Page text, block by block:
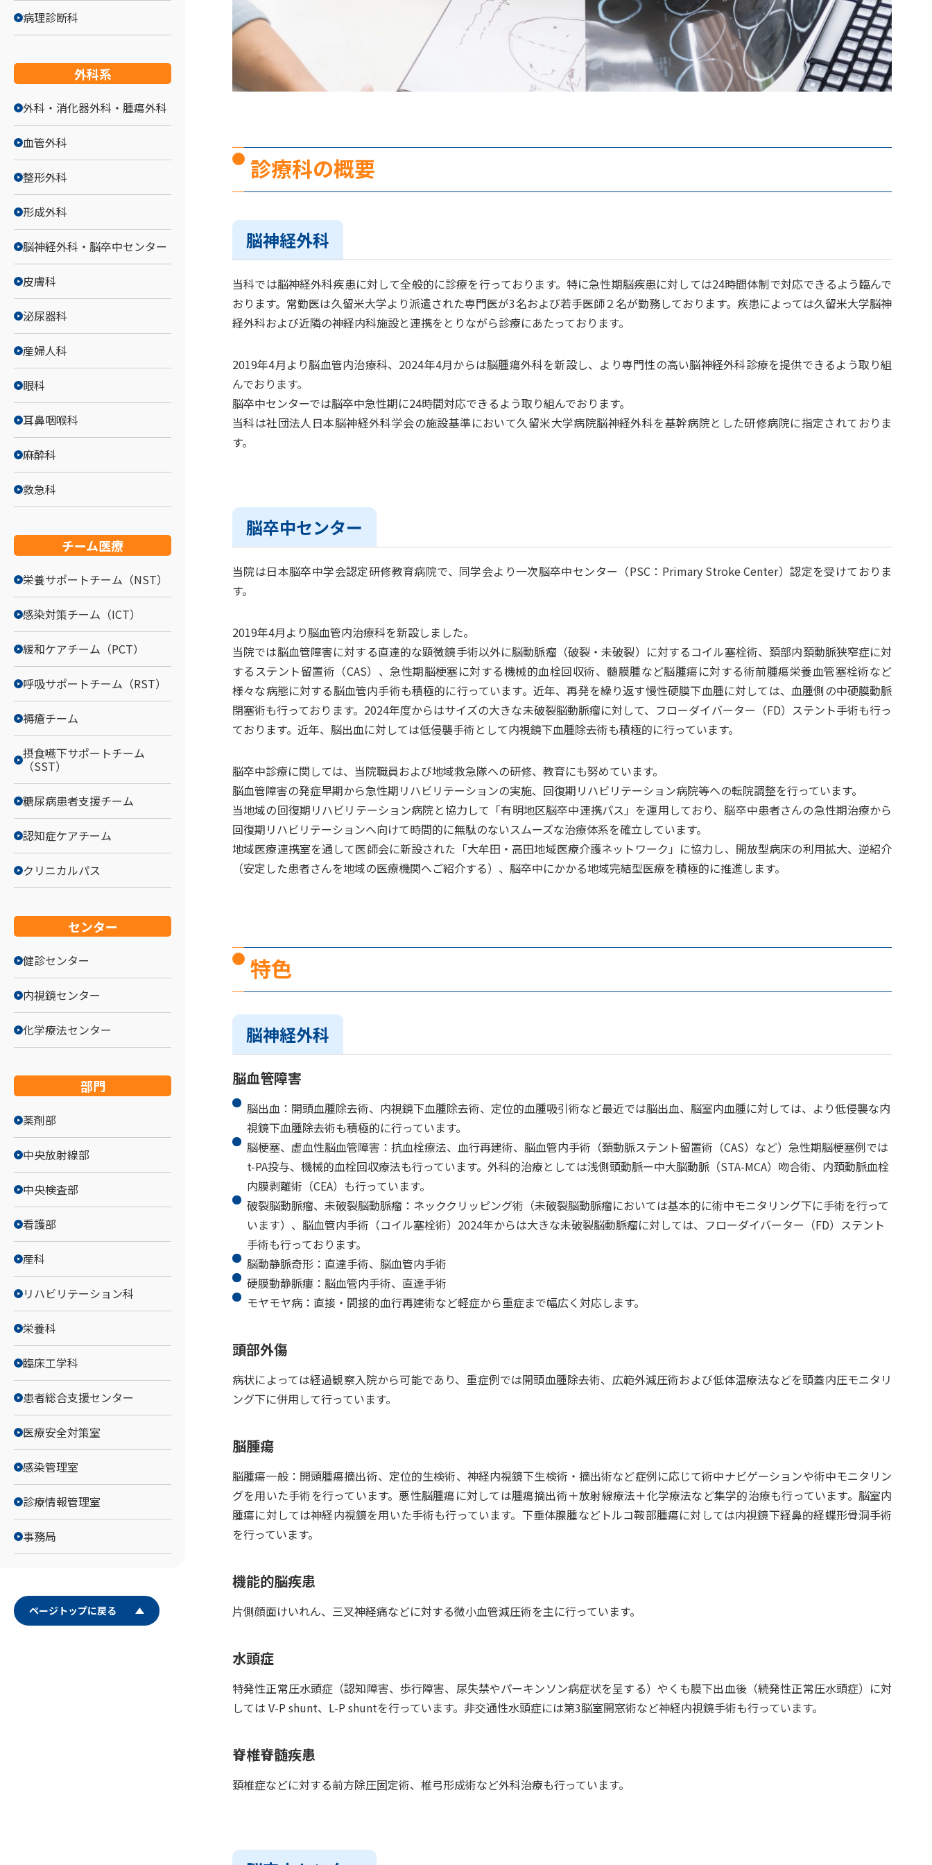
診療科の概要
脳神経外科
当科では脳神経外科疾患に対して全般的に診療を行っております。特に急性期脳疾患に対しては24時間体制で対応できるよう臨んで
おります。常勤医は久留米大学より派遣された専門医が3名および若手医師２名が勤務しております。疾患によっては久留米大学脳神
経外科および近隣の神経内科施設と連携をとりながら診療にあたっております。
2019年4月より脳血管内治療科、2024年4月からは脳腫瘍外科を新設し、より専門性の高い脳神経外科診療を提供できるよう取り組
んでおります。
脳卒中センターでは脳卒中急性期に24時間対応できるよう取り組んでおります。
当科は社団法人日本脳神経外科学会の施設基準において久留米大学病院脳神経外科を基幹病院とした研修病院に指定されておりま
す。
脳卒中センター
当院は日本脳卒中学会認定研修教育病院で、同学会より一次脳卒中センター（PSC：Primary Stroke Center）認定を受けておりま
す。
2019年4月より脳血管内治療科を新設しました。
当院では脳血管障害に対する直達的な顕微鏡手術以外に脳動脈瘤（破裂・未破裂）に対するコイル塞栓術、頚部内頚動脈狭窄症に対
するステント留置術（CAS）、急性期脳梗塞に対する機械的血栓回収術、髄膜腫など脳腫瘍に対する術前腫瘍栄養血管塞栓術など
様々な病態に対する脳血管内手術も積極的に行っています。近年、再発を繰り返す慢性硬膜下血腫に対しては、血腫側の中硬膜動脈
閉塞術も行っております。2024年度からはサイズの大きな未破裂脳動脈瘤に対して、フローダイバーター（FD）ステント手術も行っ
ております。近年、脳出血に対しては低侵襲手術として内視鏡下血腫除去術も積極的に行っています。
脳卒中診療に関しては、当院職員および地域救急隊への研修、教育にも努めています。
脳血管障害の発症早期から急性期リハビリテーションの実施、回復期リハビリテーション病院等への転院調整を行っています。
当地域の回復期リハビリテーション病院と協力して「有明地区脳卒中連携パス」を運用しており、脳卒中患者さんの急性期治療から
回復期リハビリテーションへ向けて時間的に無駄のないスムーズな治療体系を確立しています。
地域医療連携室を通して医師会に新設された「大牟田・高田地域医療介護ネットワーク」に協力し、開放型病床の利用拡大、逆紹介
（安定した患者さんを地域の医療機関へご紹介する）、脳卒中にかかる地域完結型医療を積極的に推進します。
特色
脳神経外科
脳血管障害
脳出血：開頭血腫除去術、内視鏡下血腫除去術、定位的血腫吸引術など最近では脳出血、脳室内血腫に対しては、より低侵襲な内
視鏡下血腫除去術も積極的に行っています。
脳梗塞、虚血性脳血管障害：抗血栓療法、血行再建術、脳血管内手術（頚動脈ステント留置術（CAS）など）急性期脳梗塞例では
t-PA投与、機械的血栓回収療法も行っています。外科的治療としては浅側頭動脈ー中大脳動脈（STA-MCA）吻合術、内頚動脈血栓
内膜剥離術（CEA）も行っています。
破裂脳動脈瘤、未破裂脳動脈瘤：ネッククリッピング術（未破裂脳動脈瘤においては基本的に術中モニタリング下に手術を行って
います）、脳血管内手術（コイル塞栓術）2024年からは大きな未破裂脳動脈瘤に対しては、フローダイバーター（FD）ステント
手術も行っております。
脳動静脈奇形：直達手術、脳血管内手術
硬膜動静脈瘻：脳血管内手術、直達手術
モヤモヤ病：直接・間接的血行再建術など軽症から重症まで幅広く対応します。
頭部外傷
病状によっては経過観察入院から可能であり、重症例では開頭血腫除去術、広範外減圧術および低体温療法などを頭蓋内圧モニタリ
ング下に併用して行っています。
脳腫瘍
脳腫瘍一般：開頭腫瘍摘出術、定位的生検術、神経内視鏡下生検術・摘出術など症例に応じて術中ナビゲーションや術中モニタリン
グを用いた手術を行っています。悪性脳腫瘍に対しては腫瘍摘出術＋放射線療法＋化学療法など集学的治療も行っています。脳室内
腫瘍に対しては神経内視鏡を用いた手術も行っています。下垂体腺腫などトルコ鞍部腫瘍に対しては内視鏡下経鼻的経蝶形骨洞手術
を行っています。
機能的脳疾患
片側顔面けいれん、三叉神経痛などに対する微小血管減圧術を主に行っています。
水頭症
特発性正常圧水頭症（認知障害、歩行障害、尿失禁やパーキンソン病症状を呈する）やくも膜下出血後（続発性正常圧水頭症）に対
しては V-P shunt、L-P shuntを行っています。非交通性水頭症には第3脳室開窓術など神経内視鏡手術も行っています。
脊椎脊髄疾患
頚椎症などに対する前方除圧固定術、椎弓形成術など外科治療も行っています。
病理診断科
外科系
外科・消化器外科・腫瘍外科
血管外科
整形外科
形成外科
脳神経外科・脳卒中センター
皮膚科
泌尿器科
産婦人科
眼科
耳鼻咽喉科
麻酔科
救急科
チーム医療
栄養サポートチーム（NST）
感染対策チーム（ICT）
緩和ケアチーム（PCT）
呼吸サポートチーム（RST）
褥瘡チーム
摂食嚥下サポートチーム
（SST）
糖尿病患者支援チーム
認知症ケアチーム
クリニカルパス
センター
健診センター
内視鏡センター
化学療法センター
部門
薬剤部
中央放射線部
中央検査部
看護部
産科
リハビリテーション科
栄養科
臨床工学科
患者総合支援センター
医療安全対策室
感染管理室
診療情報管理室
事務局
ページトップに戻る